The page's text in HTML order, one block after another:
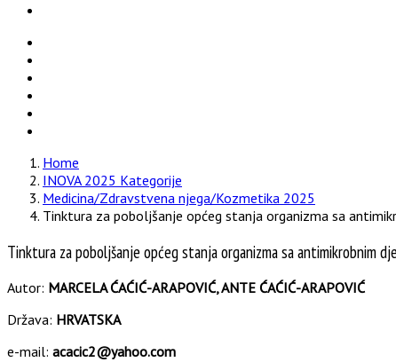
Home
INOVA 2025 Kategorije
Medicina/Zdravstvena njega/Kozmetika 2025
Tinktura za poboljšanje općeg stanja organizma sa
Tinktura za poboljšanje općeg stanja organizma sa antimikrobnim
Autor: MARCELA ĆAĆIĆ-ARAPOVIĆ, ANTE ĆAĆIĆ-ARAPOVIĆ
Država: HRVATSKA
e-mail: acacic2@yahoo.com